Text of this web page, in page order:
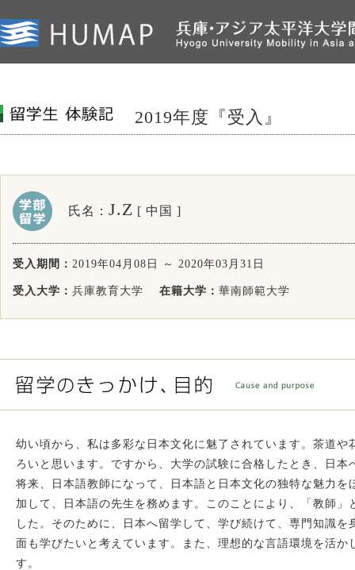
2019年度『受入』
氏名： J.Z [ 中国 ]
受入期間： 2019年04月08日 ～ 2020年03月31日
受入大学： 兵庫教育大学 在籍大学： 華南師範大学
幼い頃から、私は多彩な日本文化に魅了されています。茶道
ろいと思います。ですから、大学の試験に合格したとき、日
将来、日本語教師になって、日本語と日本文化の独特な魅力
加して、日本語の先生を務めます。このことにより、「教師
した。そのために、日本へ留学して、学び続けて、専門知識
面も学びたいと考えています。また、理想的な言語環境を活
す。